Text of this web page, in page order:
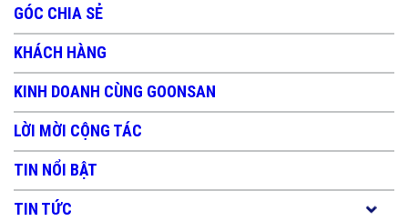
GÓC CHIA SẺ
KHÁCH HÀNG
KINH DOANH CÙNG GOONSAN
LỜI MỜI CỘNG TÁC
TIN NỔI BẬT
TIN TỨC